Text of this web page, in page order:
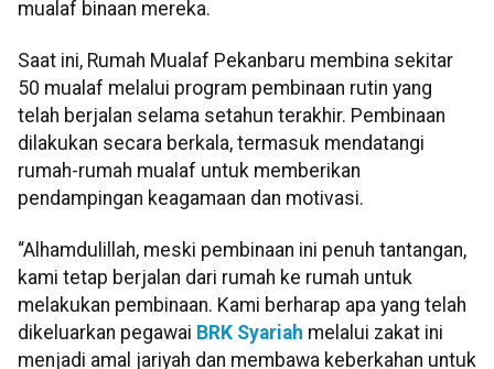
mualaf binaan mereka.
Saat ini, Rumah Mualaf Pekanbaru membina sekitar
50 mualaf melalui program pembinaan rutin yang
telah berjalan selama setahun terakhir. Pembinaan
dilakukan secara berkala, termasuk mendatangi
rumah-rumah mualaf untuk memberikan
pendampingan keagamaan dan motivasi.
“Alhamdulillah, meski pembinaan ini penuh tantangan,
kami tetap berjalan dari rumah ke rumah untuk
melakukan pembinaan. Kami berharap apa yang telah
dikeluarkan pegawai BRK Syariah melalui zakat ini
menjadi amal jariyah dan membawa keberkahan untuk